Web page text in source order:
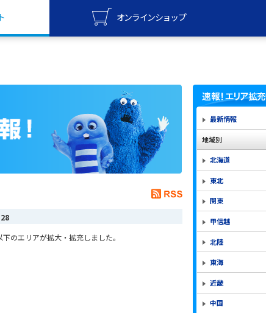
オンラインショップ
UQ WiMAX
オンラインショップ
のエリアが拡大・拡充しました。
最新情報
地域別
北海道
東北
関東
甲信越
北陸
東海
近畿
中国